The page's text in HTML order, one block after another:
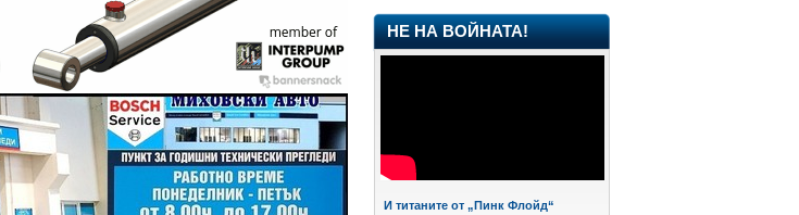
НЕ НА ВОЙНАТА!
И титаните от „Пинк Флойд“